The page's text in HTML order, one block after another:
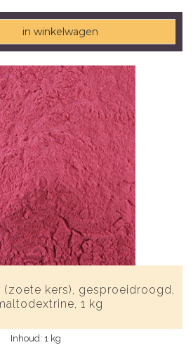
in winkelwagen
kers), gesproeidroogd,
1 kg
Inhoud: 1 kg